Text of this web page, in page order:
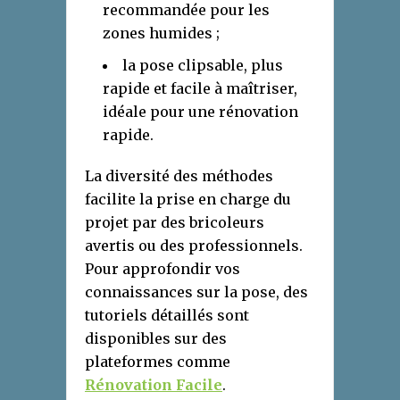
recommandée pour les
zones humides ;
la pose clipsable, plus
rapide et facile à maîtriser,
idéale pour une rénovation
rapide.
La diversité des méthodes
facilite la prise en charge du
projet par des bricoleurs
avertis ou des professionnels.
Pour approfondir vos
connaissances sur la pose, des
tutoriels détaillés sont
disponibles sur des
plateformes comme
Rénovation Facile.